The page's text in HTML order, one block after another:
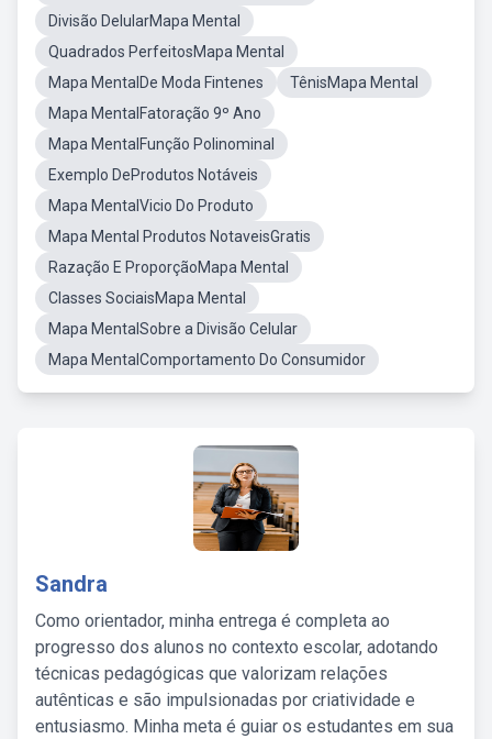
Divisão DelularMapa Mental
Quadrados PerfeitosMapa Mental
Mapa MentalDe Moda Fintenes
TênisMapa Mental
Mapa MentalFatoração 9º Ano
Mapa MentalFunção Polinominal
Exemplo DeProdutos Notáveis
Mapa MentalVicio Do Produto
Mapa Mental Produtos NotaveisGratis
Razação E ProporçãoMapa Mental
Classes SociaisMapa Mental
Mapa MentalSobre a Divisão Celular
Mapa MentalComportamento Do Consumidor
Sandra
Como orientador, minha entrega é completa ao
progresso dos alunos no contexto escolar, adotando
técnicas pedagógicas que valorizam relações
autênticas e são impulsionadas por criatividade e
entusiasmo. Minha meta é guiar os estudantes em sua